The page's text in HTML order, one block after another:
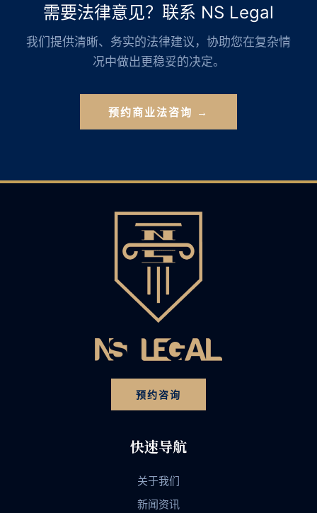
需要法律意见？联系 NS Legal
我们提供清晰、务实的法律建议，协助您在复杂情
况中做出更稳妥的决定。
预约商业法咨询 →
预约咨询
快速导航
关于我们
新闻资讯